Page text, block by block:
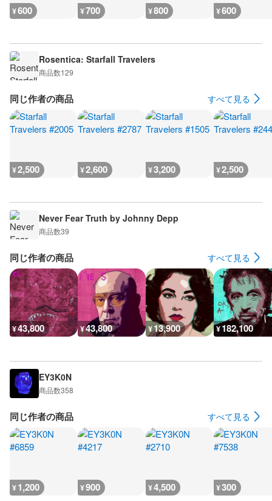
¥600 ¥700 ¥800 ¥600
Rosentica: Starfall Travelers
商品数129
同じ作者の商品 すべて見る
¥2,500 ¥2,600 ¥3,200 ¥2,500
Never Fear Truth by Johnny Depp
商品数39
同じ作者の商品 すべて見る
¥43,800 ¥43,800 ¥13,900 ¥182,100
EY3K0N
商品数358
同じ作者の商品 すべて見る
¥1,200 ¥900 ¥4,500 ¥300